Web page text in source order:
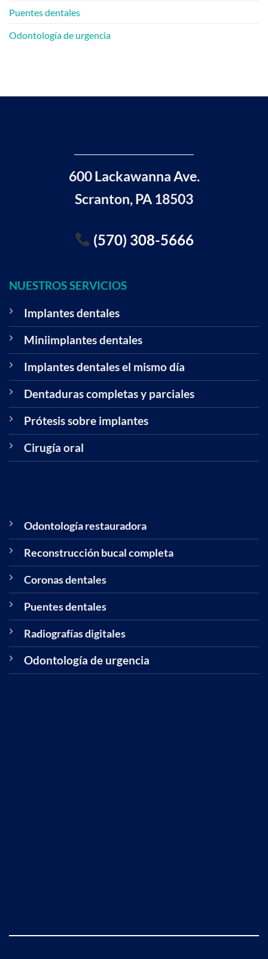
Puentes dentales
Odontología de urgencia
600 Lackawanna Ave.
Scranton, PA 18503
(570) 308-5666
NUESTROS SERVICIOS
Implantes dentales
Miniimplantes dentales
Implantes dentales el mismo día
Dentaduras completas y parciales
Prótesis sobre implantes
Cirugía oral
Odontología restauradora
Reconstrucción bucal completa
Coronas dentales
Puentes dentales
Radiografías digitales
Odontología de urgencia